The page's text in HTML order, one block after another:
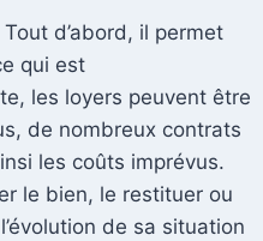
d’abord, il permet
qui est
les loyers peuvent être
de nombreux contrats
les coûts imprévus.
le bien, le restituer ou
de sa situation